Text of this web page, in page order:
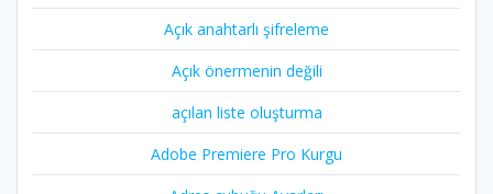
Açık anahtarlı şifreleme
Açık önermenin değili
açılan liste oluşturma
Adobe Premiere Pro Kurgu